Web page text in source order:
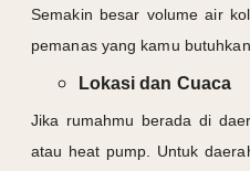
Semakin besar volume air
pemanas yang kamu butuhkan.
Lokasi dan Cuaca
Jika rumahmu berada di
atau heat pump. Untuk